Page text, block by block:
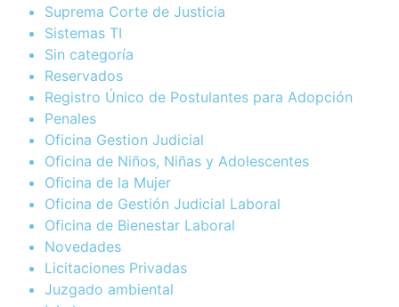
Suprema Corte de Justicia
Sistemas TI
Sin categoría
Reservados
Registro Único de Postulantes para Adopción
Penales
Oficina Gestion Judicial
Oficina de Niños, Niñas y Adolescentes
Oficina de la Mujer
Oficina de Gestión Judicial Laboral
Oficina de Bienestar Laboral
Novedades
Licitaciones Privadas
Juzgado ambiental